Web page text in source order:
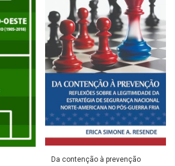
Da contenção à prevenção